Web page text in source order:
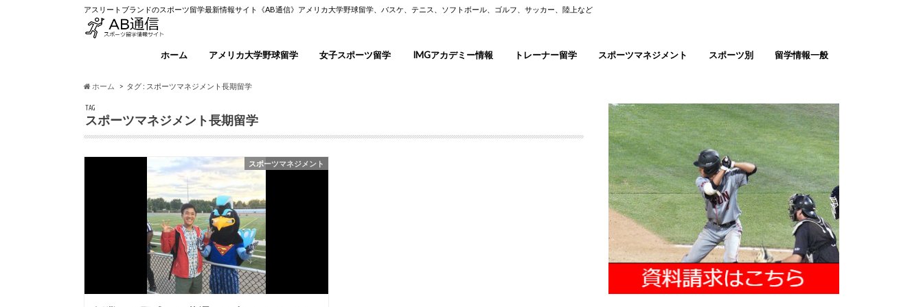
アスリートブランドのスポーツ留学最新情報サイト《AB通信》アメリカ大学野球留学、バスケ、テニス、ソフトボール、ゴルフ、サッカー、陸上など
ホーム アメリカ大学野球留学 女子スポーツ留学 IMGアカデミー情報 トレーナー留学 スポーツマネジメント スポーツ別 留学情報一般
ホーム タグ : スポーツマネジメント長期留学
TAG
スポーツマネジメント長期留学
スポーツマネジメント